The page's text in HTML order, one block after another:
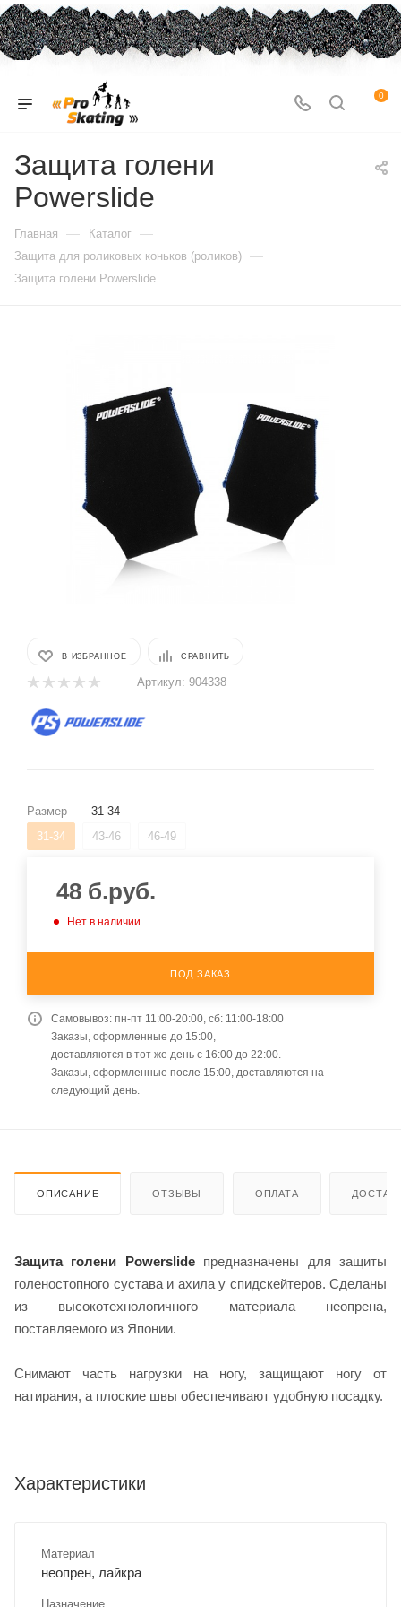
0
Защита голени
Powerslide
Главная — Каталог —
Защита для роликовых коньков (роликов) —
Защита голени Powerslide
В ИЗБРАННОЕ СРАВНИТЬ
Артикул: 904338
Размер — 31-34
31-34
43-46 46-49
48 б.руб.
Нет в наличии
ПОД ЗАКАЗ
Самовывоз: пн-пт 11:00-20:00, сб: 11:00-18:00
Заказы, оформленные до 15:00,
доставляются в тот же день с 16:00 до 22:00.
Заказы, оформленные после 15:00, доставляются на
следующий день.
ОПИСАНИЕ ОТЗЫВЫ ОПЛАТА
Защита голени Powerslideпредназначены для защиты
голеностопного сустава и ахила у спидскейтеров. Сделаны
из высокотехнологичного материала неопрена,
поставляемого из Японии.
Снимают часть нагрузки на ногу, защищают ногу от
натирания, а плоские швы обеспечивают удобную посадку.
Характеристики
Материал
неопрен, лайкра
Назначение